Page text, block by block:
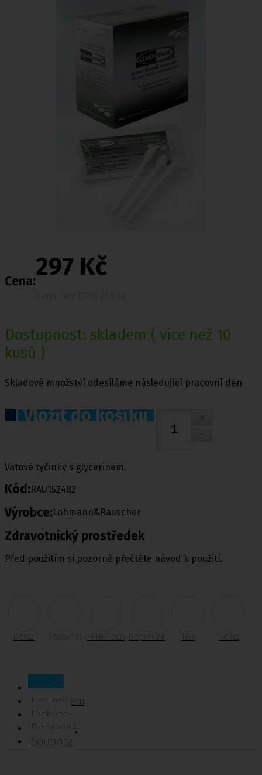
Cena:
297 Kč
Dostupnost: skladem ( více než 10
kusů )
Skladové množství odesíláme následující pracovní den
Vložit do košíku
Vatové tyčinky s glycerinem.
Kód:RAU152482
Výrobce:Lohmann&Rauscher
Zdravotnický prostředek
Před použitím si pozorně přečtěte návod k použití.
Dotaz Porovnat Doporučit Tisk Sdílet
Popis
Hodnocení
Diskuze
Dopravné
Soubory